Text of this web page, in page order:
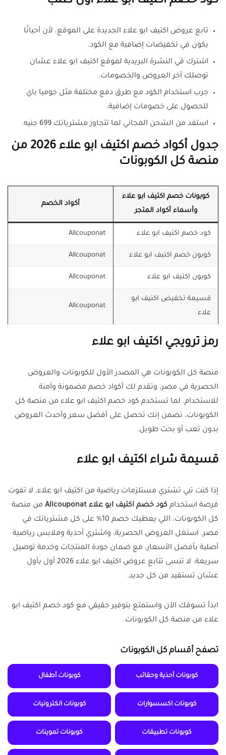
تابع عروض اكتيف ابو علاء الجديدة على الموقع، لأن أحيانًا
يكون في تخفيضات إضافية مع الكود.
اشترك في النشرة البريدية لموقع اكتيف ابو علاء عشان
توصلك آخر العروض والخصومات.
جرب استخدام الكود مع طرق دفع مختلفة مثل جوميا باي
للحصول على خصومات إضافية.
استفد من الشحن المجاني لما تتجاوز مشترياتك 699 جنيه.
جدول أكواد خصم اكتيف ابو علاء 2026 من
منصة كل الكوبونات
كوبونات خصم اكتيف ابو علاء
وأسماء أكواد المتجر
أكواد الخصم
كود خصم اكتيف ابو علاء Allcouponat
كوبون خصم اكتيف ابو علاء Allcouponat
كوبون اكتيف ابو علاء Allcouponat
قسيمة تخفيض اكتيف ابو
علاء
Allcouponat
رمز ترويجي اكتيف ابو علاء
منصة كل الكوبونات هي المصدر الأول للكوبونات والعروض
الحصرية في مصر، وتقدم لك أكواد خصم مضمونة وآمنة
للاستخدام. لما تستخدم كود خصم اكتيف ابو علاء من منصة كل
الكوبونات، تضمن إنك تحصل على أفضل سعر وأحدث العروض
بدون تعب أو بحث طويل.
قسيمة شراء اكتيف ابو علاء
إذا كنت تبي تشتري مستلزمات رياضية من اكتيف ابو علاء، لا تفوت
فرصة استخدام كود خصم اكتيف ابو علاء Allcouponat
من منصة
كل الكوبونات، اللي يعطيك خصم 10% على كل مشترياتك في
مصر. استغل العروض الحصرية، واشتري أحذية وملابس رياضية
أصلية بأفضل الأسعار، مع ضمان جودة المنتجات وخدمة توصيل
سريعة. لا تنسى تتابع عروض اكتيف ابو علاء 2026 أول بأول
عشان تستفيد من كل جديد.
ابدأ تسوقك الآن واستمتع بتوفير حقيقي مع كود خصم اكتيف ابو
علاء من منصة كل الكوبونات.
تصفح أقسام كل الكوبونات
كوبونات أحذية وحقائب كوبونات أطفال
كوبونات اكسسوارات كوبونات الكترونيات
كوبونات تطبيقات كوبونات تموينات